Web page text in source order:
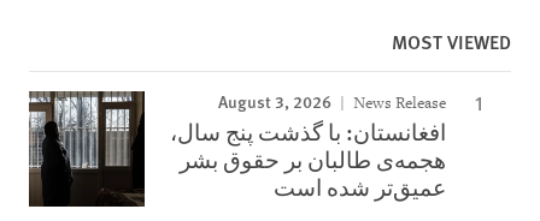
MOST VIEWED
August 3, 2026 News Release
افغانستان: با گذشت پنج سال،
هجمه‌ی طالبان بر حقوق بشر
عمیق‌تر شده است